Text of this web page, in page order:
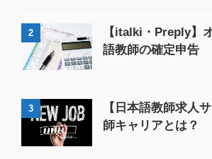
2
【italki・Preply】
語教師の確定申告
3
【日本語教師求人
師キャリアとは？